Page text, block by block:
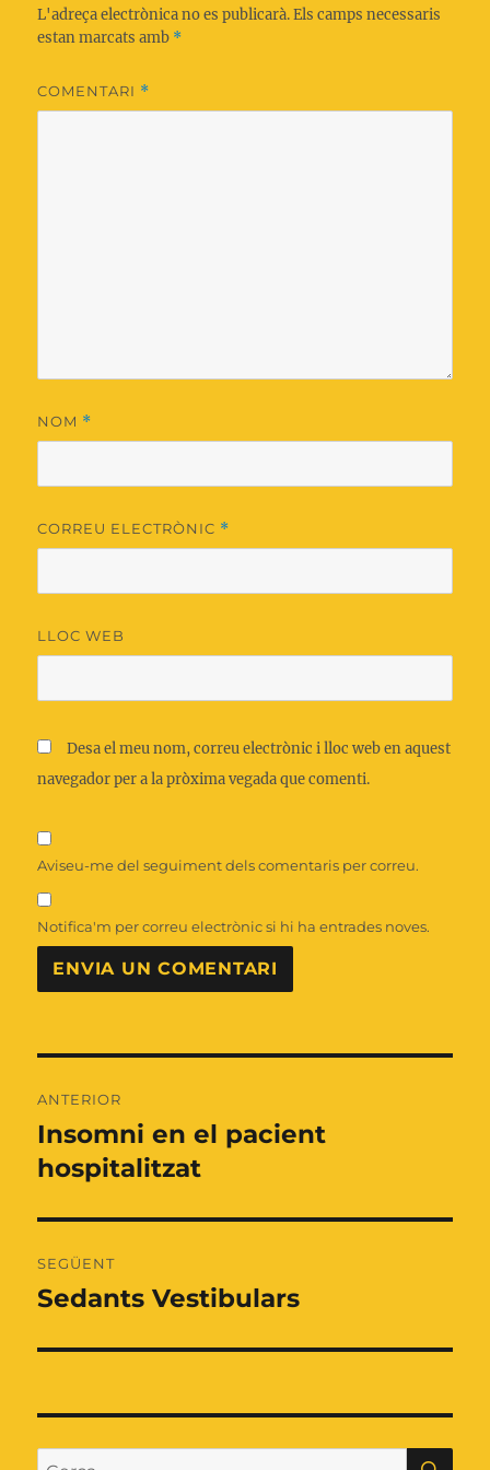
L'adreça electrònica no es publicarà. Els camps necessaris
estan marcats amb *
COMENTARI *
NOM *
CORREU ELECTRÒNIC *
LLOC WEB
Desa el meu nom, correu electrònic i lloc web en aquest
navegador per a la pròxima vegada que comenti.
Aviseu-me del seguiment dels comentaris per correu.
Notifica'm per correu electrònic si hi ha entrades noves.
d'entrades
ANTERIOR
Entrada
anterior:
Insomni en el pacient
hospitalitzat
SEGÜENT
Entrada
Sedants Vestibulars
Cerca: